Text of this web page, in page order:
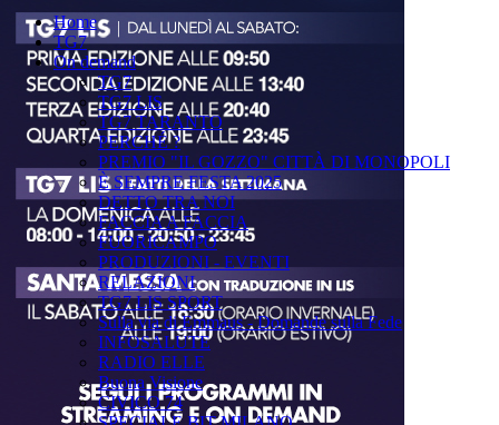
Home
TG7
On demand
TG7
TG7 LIS
TG7 TARANTO
PERCHÉ ?
PREMIO "IL GOZZO" CITTÀ DI MONOPOLI
È SEMPRE FESTA 2025
DETTO TRA NOI
FACCIA A FACCIA
FUORICAMPO
PRODUZIONI - EVENTI
RELAZIONI
TG7 LIS SPORT
Sulla via di Emmaus - Domande sulla Fede
INFOSALUTE
RADIO ELLE
Buona Visione
CIVICO 74